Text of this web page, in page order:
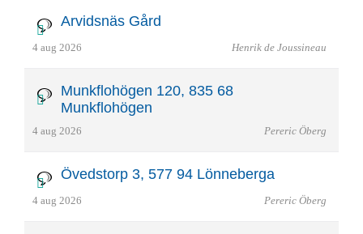
Arvidsnäs Gård
4 aug 2026 Henrik de Joussineau
Munkflohögen 120, 835 68
Munkflohögen
4 aug 2026 Pereric Öberg
Övedstorp 3, 577 94 Lönneberga
4 aug 2026 Pereric Öberg